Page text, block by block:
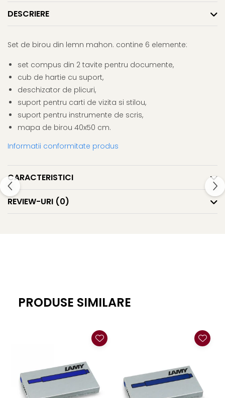
Rotring
Scrikss
Standardgraph
Sailor
Schneider
Staedtler
Sharpie
Tombow
Mono Graph Fine
Waterman
Worther
Deli
Forpus
Seturi Cross Bailey Light
Seturi Cross ATX
Seturi Cross Bailey
Seturi Cross Calais
Seturi Sheaffer 100
Seturi VFM
Seturi Waterman
Seturi Pilot
Seturi Capless
Seturi Custom
Seturi Caligrafie
Seturi Platinum
DESCRIERE
Set de birou din lemn mahon. contine 6 elemente:
set compus din 2 tavite pentru documente,
cub de hartie cu suport,
deschizator de plicuri,
suport pentru carti de vizita si stilou,
suport pentru instrumente de scris,
mapa de birou 40x50 cm.
Informatii conformitate produs
CARACTERISTICI
REVIEW-URI (0)
PRODUSE SIMILARE